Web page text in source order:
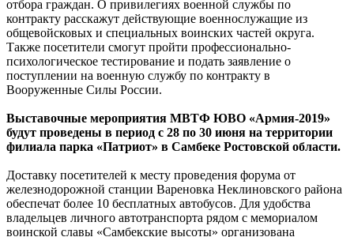
отбора граждан. О привилегиях военной службы по
контракту расскажут действующие военнослужащие из
общевойсковых и специальных воинских частей округа.
Также посетители смогут пройти профессионально-
психологическое тестирование и подать заявление о
поступлении на военную службу по контракту в
Вооруженные Силы России.
Выставочные мероприятия МВТФ ЮВО «Армия-2019»
будут проведены в период с 28 по 30 июня на территории
филиала парка «Патриот» в Самбеке Ростовской области.
Доставку посетителей к месту проведения форума от
железнодорожной станции Вареновка Неклиновского района
обеспечат более 10 бесплатных автобусов. Для удобства
владельцев личного автотранспорта рядом с мемориалом
воинской славы «Самбекские высоты» организована